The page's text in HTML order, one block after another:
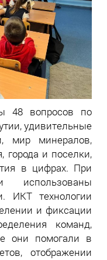
48 вопросов по
удивительные
мир минералов,
города и поселки,
в цифрах. При
ИКТ технологии
и фиксации
команд,
они помогали в
отображении